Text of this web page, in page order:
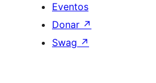
Eventos
Donar ↗
Swag ↗